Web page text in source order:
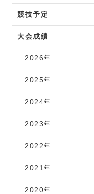
競技予定
大会成績
2026年
2025年
2024年
2023年
2022年
2021年
2020年